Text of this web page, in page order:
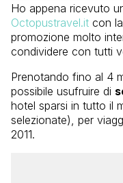
Ho appena ricevuto
Octopustravel.it con
promozione molto
condividere con tutti
Prenotando fino al 4
possibile usufruire di
hotel sparsi in tutto il
selezionate), per
2011.